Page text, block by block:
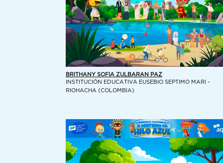
BRITHANY SOFIA ZULBARAN PAZ
INSTITUCIÓN EDUCATIVA EUSEBIO SEPTIMO MARI -
RIOHACHA (COLOMBIA)